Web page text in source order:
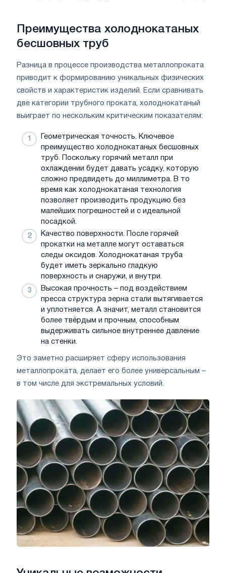
Преимущества холоднокатаных
бесшовных труб
Разница в процессе производства металлопроката
приводит к формированию уникальных физических
свойств и характеристик изделий. Если сравнивать
две категории трубного проката, холоднокатаный
выиграет по нескольким критическим показателям:
Геометрическая точность. Ключевое
преимущество холоднокатаных бесшовных
труб. Поскольку горячий металл при
охлаждении будет давать усадку, которую
сложно предвидеть до миллиметра. В то
время как холоднокатаная технология
позволяет производить продукцию без
малейших погрешностей и с идеальной
посадкой.
Качество поверхности. После горячей
прокатки на металле могут оставаться
следы оксидов. Холоднокатаная труба
будет иметь зеркально гладкую
поверхность и снаружи, и внутри.
Высокая прочность – под воздействием
пресса структура зерна стали вытягивается
и уплотняется. А значит, металл становится
более твёрдым и прочным, способным
выдерживать сильное внутреннее давление
на стенки.
Это заметно расширяет сферу использования
металлопроката, делает его более универсальным –
в том числе для экстремальных условий.